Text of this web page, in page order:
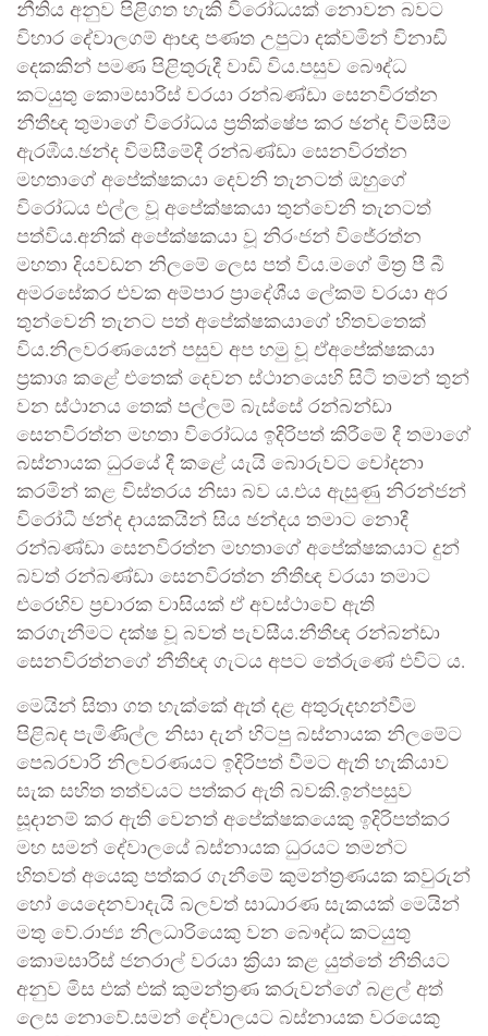
නීතිය අනුව පිළිගත හැකි විරෝධයක් නොවන බවට
විහාර දේවාලගම් ආඥා පණත උපුටා දක්වමින් විනාඩි
දෙකකින් පමණ පිළිතුරුදී වාඩි විය.පසුව බෞද්ධ
කටයුතු කොමසාරිස් වරයා රන්බණ්ඩා සෙනවිරත්න
නීතීඥ තුමාගේ විරෝධය ප්‍රතික්ෂේප කර ඡන්ද විමසීම
ඇරඹීය.ඡන්ද විමසීමේදී රන්බණ්ඩා සෙනවිරත්න
මහතාගේ අපේක්ෂකයා දෙවනි තැනටත් ඔහුගේ
විරෝධය එල්ල වූ අපේක්ෂකයා තුන්වෙනි තැනටත්
පත්විය.අනික් අපේක්ෂකයා වූ නිරංජන් විජේරත්න
මහතා දියවඩන නිලමේ ලෙස පත් විය.මගේ මිත්‍ර පී බී
අමරසේකර එවක අම්පාර ප්‍රාදේශීය ලේකම් වරයා අර
තුන්වෙනි තැනට පත් අපේක්ෂකයාගේ හිතවතෙක්
විය.නිලවරණයෙන් පසුව අප හමු වූ ඒඅපේක්ෂකයා
ප්‍රකාශ කළේ එතෙක් දෙවන ස්ථානයෙහි සිටි තමන් තුන්
වන ස්ථානය තෙක් පල්ලම් බැස්සේ රන්බන්ඩා
සෙනවිරත්න මහතා විරෝධය ඉදිරිපත් කිරීමේ දී තමාගේ
බස්නායක ධුරයේ දී කළේ යැයි බොරුවට චෝදනා
කරමින් කළ විස්තරය නිසා බව ය.එය ඇසුණු නිරන්ජන්
විරෝධී ඡන්ද දායකයින් සිය ඡන්දය තමාට නොදී
රන්බණ්ඩා සෙනවිරත්න මහතාගේ අපේක්ෂකයාට දුන්
බවත් රන්බණ්ඩා සෙනවිරත්න නීතීඥ වරයා තමාට
එරෙහිව ප්‍රචාරක වාසියක් ඒ අවස්ථාවේ ඇති
කරගැනීමට දක්ෂ වූ බවත් පැවසීය.නීතීඥ රන්බන්ඩා
සෙනවිරත්නගේ නීතීඥ ගැටය අපට තේරුණේ එවිට ය.
මෙයින් සිතා ගත හැක්කේ ඇත් දළ අතුරුදහන්වීම
පිළිබඳ පැමිණිල්ල නිසා දැන් හිටපු බස්නායක නිලමේට
පෙබරවාරි නිලවරණයට ඉදිරිපත් වීමට ඇති හැකියාව
සැක සහිත තත්වයට පත්කර ඇති බවකි.ඉන්පසුව
සූදානම් කර ඇති වෙනත් අපේක්ෂකයෙකු ඉදිරිපත්කර
මහ සමන් දේවාලයේ බස්නායක ධුරයට තමන්ට
හිතවත් අයෙකු පත්කර ගැනීමේ කුමන්ත්‍රණයක කවුරුන්
හෝ යෙදෙනවාදැයි බලවත් සාධාරණ සැකයක් මෙයින්
මතු වේ.රාජ්‍ය නිලධාරියෙකු වන බෞද්ධ කටයුතු
කොමසාරිස් ජනරාල් වරයා ක්‍රියා කළ යුත්තේ නීතියට
අනුව මිස එක් එක් කුමන්ත්‍රණ කරුවන්ගේ බළල් අත්
ලෙස නොවේ.සමන් දේවාලයට බස්නායක වරයෙකු